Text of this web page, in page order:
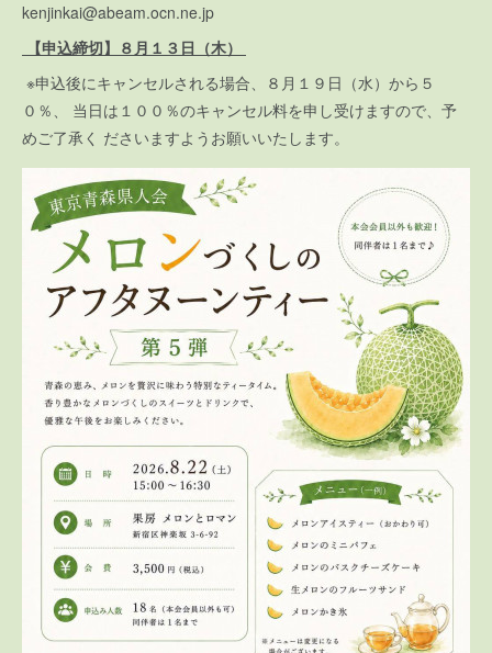
kenjinkai@abeam.ocn.ne.jp
【申込締切】８月１３日（木）
※申込後にキャンセルされる場合、８月１９日（水）から５
０％、 当日は１００％のキャンセル料を申し受けますので、予
めご了承く ださいますようお願いいたします。